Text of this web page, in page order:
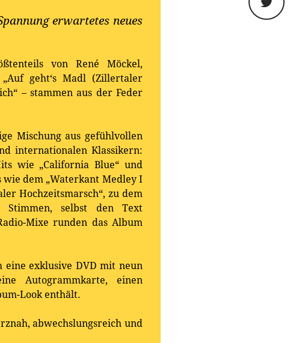
erwartetes neues
von René Möckel,
geht‘s Madl (Zillertaler
– stammen aus der Feder
Mischung aus gefühlvollen
internationalen Klassikern:
wie „California Blue“ und
wie dem „Waterkant Medley I
Hochzeitsmarsch“, zu dem
selbst den Text
Mixe runden das Album
eine exklusive DVD mit neun
Autogrammkarte, einen
Look enthält.
abwechslungsreich und